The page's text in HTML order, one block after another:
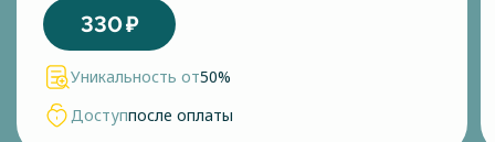
330₽
Уникальность от50%
Доступпосле оплаты